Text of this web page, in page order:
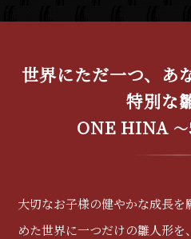
世界にただ一つ、 あ
特別な
ONE HINA
大切なお子様の健やかな成長
めた世界に一つだけの雛人形